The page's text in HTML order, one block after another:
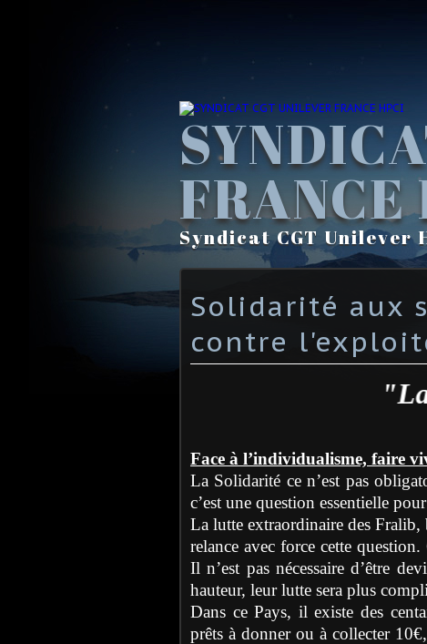
FRANCE
Syndicat CGT Unilever
Solidarité aux
contre
"La
Face à l’individualisme, faire
La Solidarité ce n’est pas
c’est une question essentielle
La lutte extraordinaire des Fralib,
relance avec force cette
Il n’est pas nécessaire d’être
hauteur, leur lutte sera plus
Dans ce Pays, il existe des
prêts à donner ou à collecter